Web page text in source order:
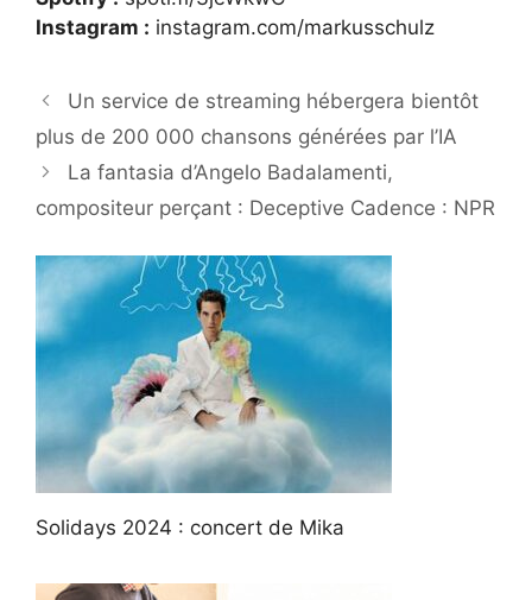
Instagram : instagram.com/markusschulz
Un service de streaming hébergera bientôt
plus de 200 000 chansons générées par l’IA
La fantasia d’Angelo Badalamenti,
compositeur perçant : Deceptive Cadence : NPR
Solidays 2024 : concert de Mika